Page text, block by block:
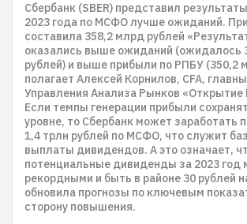
Сбербанк (SBER) представил
2023 года по МСФО лучше ожиданий.
составила 358,2 млрд рублей
оказались выше ожиданий (ожидалось
рублей) и выше прибыли по РПБУ (350,2
полагает Алексей Корнилов, CFA,
Управления Анализа Рынков «Открытие
Если темпы генерации прибыли
уровне, то Сбербанк может заработать
1,4 трлн рублей по МСФО, что служит
выплаты дивидендов. А это означает,
потенциальные дивиденды за 2023 год
рекордными и быть в районе 30 рублей
обновила прогнозы по ключевым
сторону повышения.